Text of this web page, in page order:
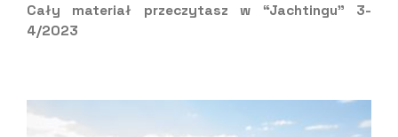
Cały materiał przeczytasz w “Jachtingu” 3-
4/2023